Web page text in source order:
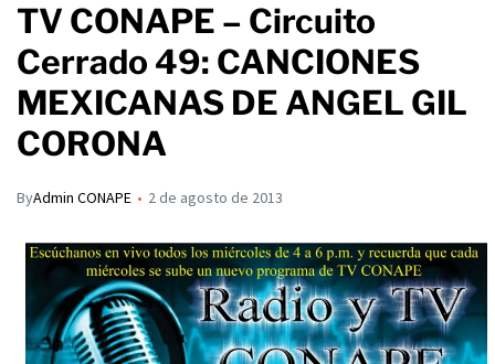
TV CONAPE – Circuito
Cerrado 49: CANCIONES
MEXICANAS DE ANGEL GIL
CORONA
ByAdmin CONAPE 2 de agosto de 2013